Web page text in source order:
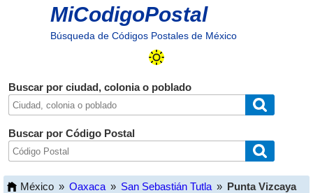
MiCodigoPostal
Búsqueda de Códigos Postales de México
Buscar por ciudad, colonia o poblado
Buscar por Código Postal
México » Oaxaca » San Sebastián Tutla » Punta Vizcaya